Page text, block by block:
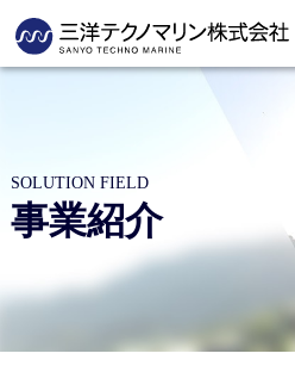
SOLUTION FIELD
事業紹介